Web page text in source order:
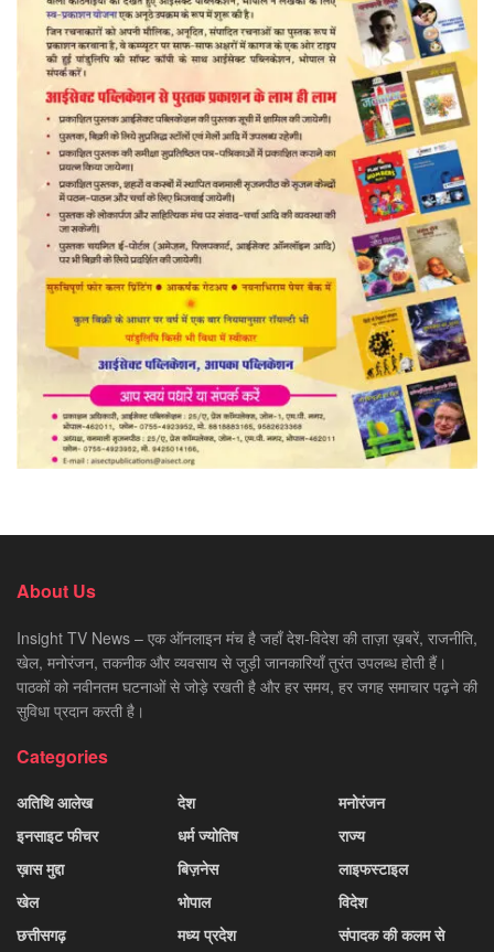
About Us
Insight TV News – एक ऑनलाइन मंच है जहाँ देश-विदेश की ताज़ा ख़बरें, राजनीति,
खेल, मनोरंजन, तकनीक और व्यवसाय से जुड़ी जानकारियाँ तुरंत उपलब्ध होती हैं।
पाठकों को नवीनतम घटनाओं से जोड़े रखती है और हर समय, हर जगह समाचार पढ़ने की
सुविधा प्रदान करती है।
Categories
अतिथि आलेख
इनसाइट फीचर
ख़ास मुद्दा
खेल
छत्तीसगढ़
देश
धर्म ज्योतिष
बिज़नेस
भोपाल
मध्य प्रदेश
मनोरंजन
राज्य
लाइफस्टाइल
विदेश
संपादक की कलम से